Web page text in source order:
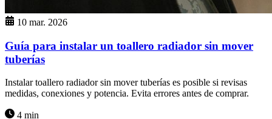
10 mar. 2026
Guía para instalar un toallero radiador sin mover
tuberías
Instalar toallero radiador sin mover tuberías es posible si revisas
medidas, conexiones y potencia. Evita errores antes de comprar.
4 min